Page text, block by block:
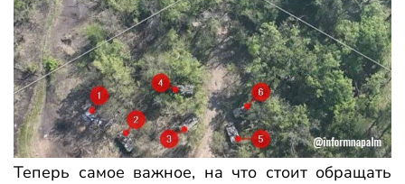
Теперь самое важное, на что стоит обращать